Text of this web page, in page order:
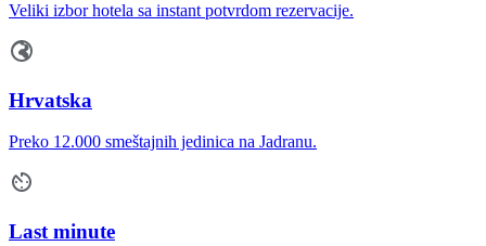
Veliki izbor hotela sa instant potvrdom rezervacije.
Hrvatska
Preko 12.000 smeštajnih jedinica na Jadranu.
Last minute